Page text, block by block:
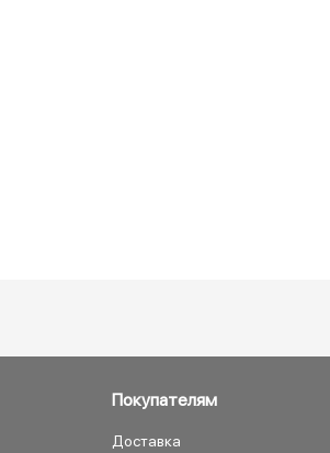
Покупателям
Доставка